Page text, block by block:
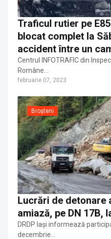
Traficul rutier pe
blocat complet la
accident între un
autoturisme
Centrul INFOTRAFIC din
Române…
februarie 07, 2023
Broșteni
Lucrări de detonare
amiază, pe DN 17B,
DRDP Iași informează
decembrie…